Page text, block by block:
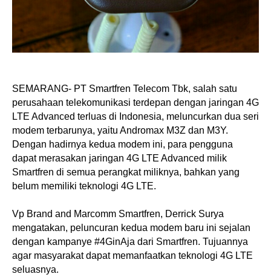
SEMARANG- PT Smartfren Telecom Tbk, salah satu
perusahaan telekomunikasi terdepan dengan jaringan 4G
LTE Advanced terluas di Indonesia, meluncurkan dua seri
modem terbarunya, yaitu Andromax M3Z dan M3Y.
Dengan hadirnya kedua modem ini, para pengguna
dapat merasakan jaringan 4G LTE Advanced milik
Smartfren di semua perangkat miliknya, bahkan yang
belum memiliki teknologi 4G LTE.
Vp Brand and Marcomm Smartfren, Derrick Surya
mengatakan, peluncuran kedua modem baru ini sejalan
dengan kampanye #4GinAja dari Smartfren. Tujuannya
agar masyarakat dapat memanfaatkan teknologi 4G LTE
seluasnya.